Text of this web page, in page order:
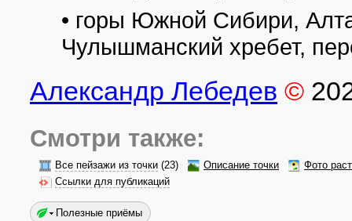
• горы Южной Сибири,
Чулышманский хребет,
Александр Лебедев ©
Смотри также:
Все пейзажи из точки (23) Описание точки
Фото
Ссылки для публикаций
Полезные приёмы